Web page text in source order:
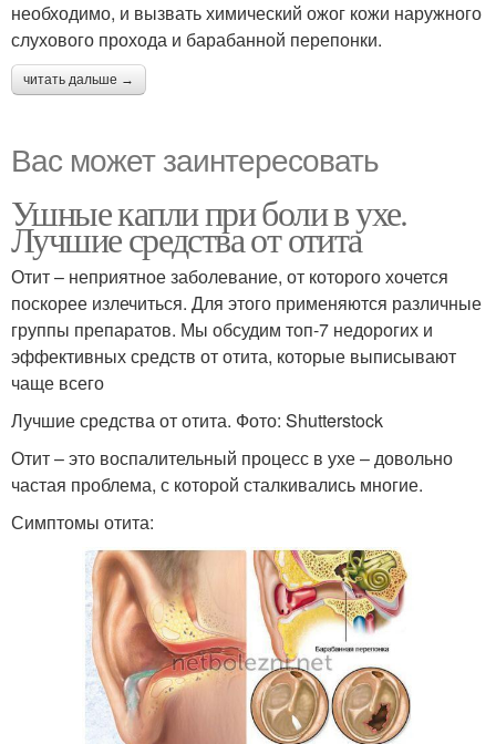
необходимо, и вызвать химический ожог кожи наружного
слухового прохода и барабанной перепонки.
читать дальше →
Вас может заинтересовать
Ушные капли при боли в ухе.
Лучшие средства от отита
Отит – неприятное заболевание, от которого хочется
поскорее излечиться. Для этого применяются различные
группы препаратов. Мы обсудим топ-7 недорогих и
эффективных средств от отита, которые выписывают
чаще всего
Лучшие средства от отита. Фото: Shutterstock
Отит – это воспалительный процесс в ухе – довольно
частая проблема, с которой сталкивались многие.
Симптомы отита: